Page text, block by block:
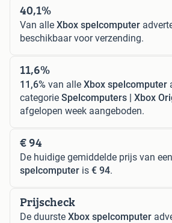
40,1%
Van alle Xbox spelcomputer
beschikbaar voor verzending.
11,6%
11,6% van alle Xbox spelcomputer
categorie Spelcomputers | Xbox
afgelopen week aangeboden.
€ 94
De huidige gemiddelde prijs van een
spelcomputer is € 94.
Prijscheck
De duurste Xbox spelcomputer